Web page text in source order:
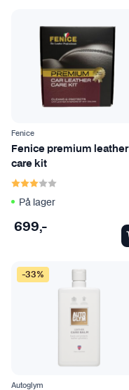
Fenice
Fenice premium leather
care kit
Karakter:
På lager
699,-
-33%
Autoglym